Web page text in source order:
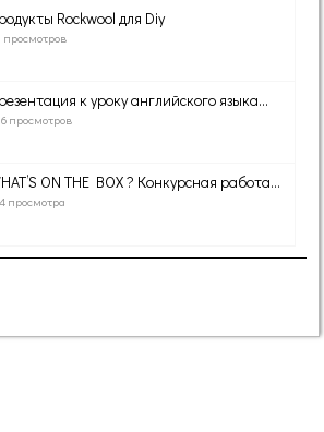
Rockwool для Diy
просмотров
к уроку английского языка...
просмотров
ON THE BOX ? Конкурсная работа...
просмотра